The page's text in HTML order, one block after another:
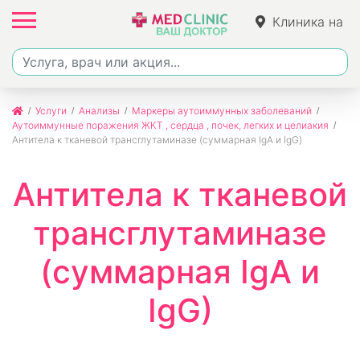
Клиника на
Ленина
Услуги Анализы
Маркеры аутоиммунных заболеваний
Аутоиммунные поражения ЖКТ , сердца , почек, легких и целиакия
Антитела к тканевой трансглутаминазе (суммарная IgA и IgG)
Антитела к тканевой
трансглутаминазе
(суммарная IgA и
IgG)